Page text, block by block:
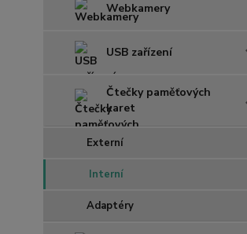
Webkamery
USB zařízení
Čtečky paměťových
karet
Externí
Interní
Adaptéry